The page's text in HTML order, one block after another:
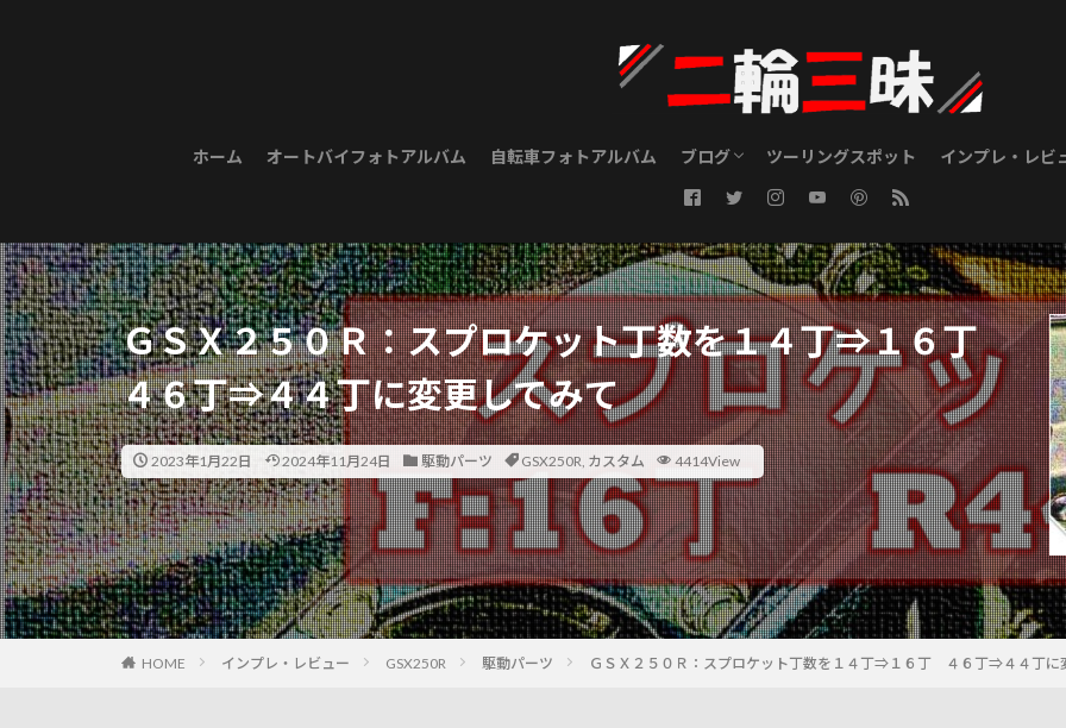
ホーム オートバイフォトアルバム 自転車フォトアルバム ブログ
ツーリングブログ
メンテナンスブログ
カスタムブログ
ツーリングスポット インプレ・レビ
ＧＳＸ２５０Ｒ：スプロケット丁数を１４丁⇒１６丁
４６丁⇒４４丁に変更してみて
2023年1月22日 2024年11月24日 駆動パーツ GSX250R, カスタム 4414View
HOME インプレ・レビュー GSX250R 駆動パーツ ＧＳＸ２５０Ｒ：スプロケット丁数を１４丁⇒１６丁 ４６丁⇒４４丁に